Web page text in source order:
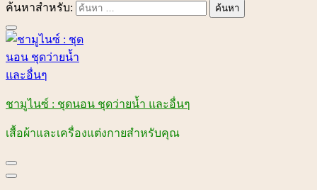
ค้นหาสำหรับ:
ชามูไนซ์ : ชุดนอน ชุดว่ายน้ำ และอื่นๆ
เสื้อผ้าและเครื่องแต่งกายสำหรับคุณ